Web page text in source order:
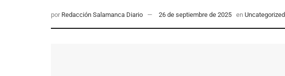
por Redacción Salamanca Diario 26 de septiembre de 2025 en Uncategorized